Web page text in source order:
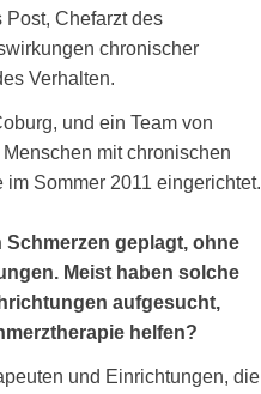
Post, Chefarzt des
chronischer
Verhalten.
und ein Team von
mit chronischen
Sommer 2011 eingerichtet.
Schmerzen geplagt, ohne
Meist haben solche
aufgesucht,
helfen?
und Einrichtungen, die